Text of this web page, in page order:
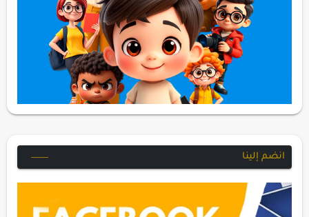
انضم إلينا